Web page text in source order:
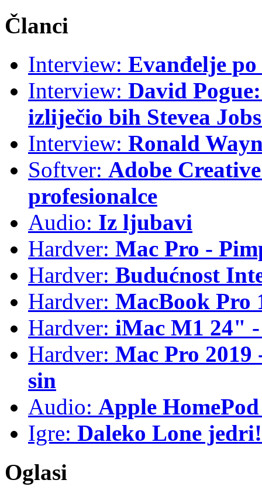
Članci
Interview: Evanđelje
Interview: David
izliječio bih Stevea
Interview: Ronald
Softver: Adobe
profesionalce
Audio: Iz ljubavi
Hardver: Mac Pro -
Hardver: Budućnost
Hardver: MacBook Pro
Hardver: iMac M1 24"
Hardver: Mac Pro
sin
Audio: Apple
Igre: Daleko Lone jedri!
Oglasi